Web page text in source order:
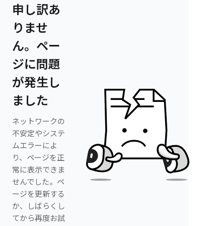
申し訳あ
りませ
ん。ペー
ジに問題
が発生し
ました
ネットワークの
不安定やシステ
ムエラーによ
り、ページを正
常に表示できま
せんでした。ペ
ージを更新する
か、しばらくし
てから再度お試